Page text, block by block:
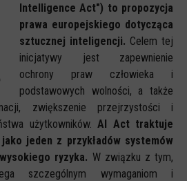
Intelligence Act") to propozycja
prawa europejskiego dotycząca
sztucznej inteligencji. Celem tej
inicjatywy jest zapewnienie
ochrony praw człowieka i
podstawowych wolności, a także
zwiększenie przejrzystości i
użytkowników. AI Act traktuje
jeden z przykładów systemów
ryzyka. W związku z tym,
szczególnym wymaganiom i